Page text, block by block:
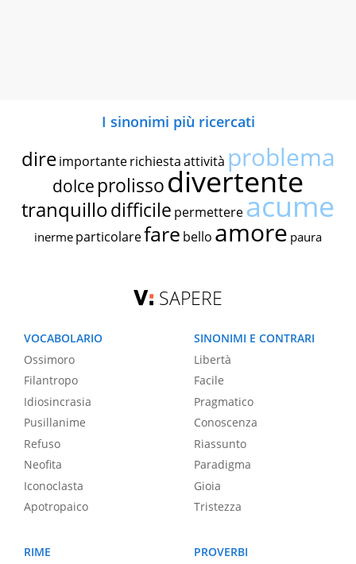
I sinonimi più ricercati
dire importante richiestaattività problema
dolce prolissodivertente
tranquillodifficile permettereacume
inerme particolarefare bello amore paura
SAPERE
VOCABOLARIO
Ossimoro
Filantropo
Idiosincrasia
Pusillanime
Refuso
Neofita
Iconoclasta
Apotropaico
SINONIMI E CONTRARI
Libertà
Facile
Pragmatico
Conoscenza
Riassunto
Paradigma
Gioia
Tristezza
RIME
PROVERBI